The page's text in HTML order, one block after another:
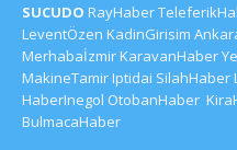
SUCUDO RayHaber
LeventÖzen KadinGirisim
MerhabaİzmirKaravanHaber
MakineTamirIptidai SilahHaber
HaberInegol OtobanHaber
BulmacaHaber